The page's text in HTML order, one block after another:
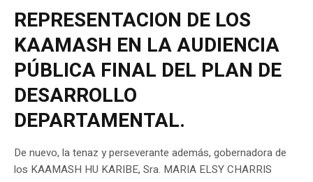
REPRESENTACION DE LOS
KAAMASH EN LA AUDIENCIA
PÚBLICA FINAL DEL PLAN DE
DESARROLLO
DEPARTAMENTAL.
De nuevo, la tenaz y perseverante además, gobernadora de
los KAAMASH HU KARIBE, Sra. MARIA ELSY CHARRIS